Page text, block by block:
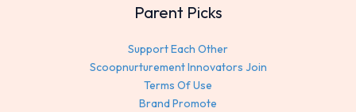
Parent Picks
Support Each Other
Scoopnurturement Innovators Join
Terms Of Use
Brand Promote